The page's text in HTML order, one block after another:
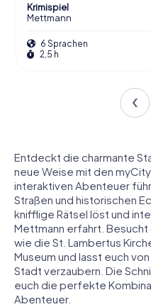
Krimispiel
Mettmann
6 Sprachen
2,5 h
Entdeckt die charmante
neue Weise mit den
interaktiven Abenteuer
Straßen und historischen
knifflige Rätsel löst und
Mettmann erfahrt.
wie die St. Lambertus
Museum und lasst euch
Stadt verzaubern. Die
euch die perfekte
Abenteuer.